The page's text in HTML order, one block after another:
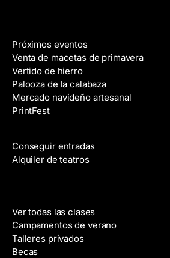
e
l
e
c
t
r
i
c
Próximos eventos
Venta de macetas de primavera
Vertido de hierro
Palooza de la calabaza
Mercado navideño artesanal
PrintFest
Conseguir entradas
Alquiler de teatros
Ver todas las clases
Campamentos de verano
Talleres privados
Becas